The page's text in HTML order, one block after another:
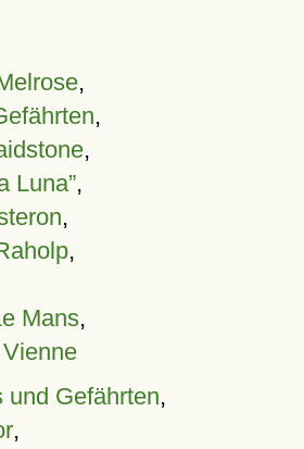
,
,
,
Luna”,
,
,
Mans,
und Gefährten,
,